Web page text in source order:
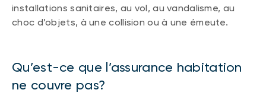
installations sanitaires, au vol, au vandalisme, au
choc d’objets, à une collision ou à une émeute.
Qu’est-ce que l’assurance habitation
ne couvre pas?